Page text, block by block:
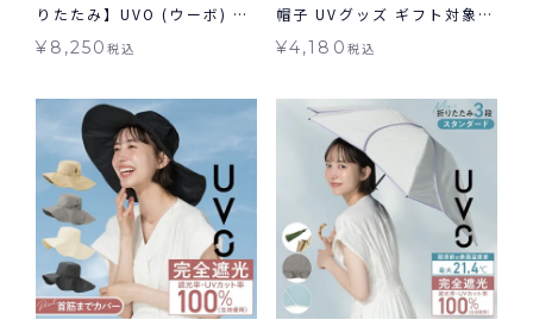
りたたみ】UVO (ウーボ) 最
強の日傘 カーム 3段折 完全
¥ 8,250税込
帽子 UVグッズ ギフト対象
≪送料無料≫
¥4,180 税込